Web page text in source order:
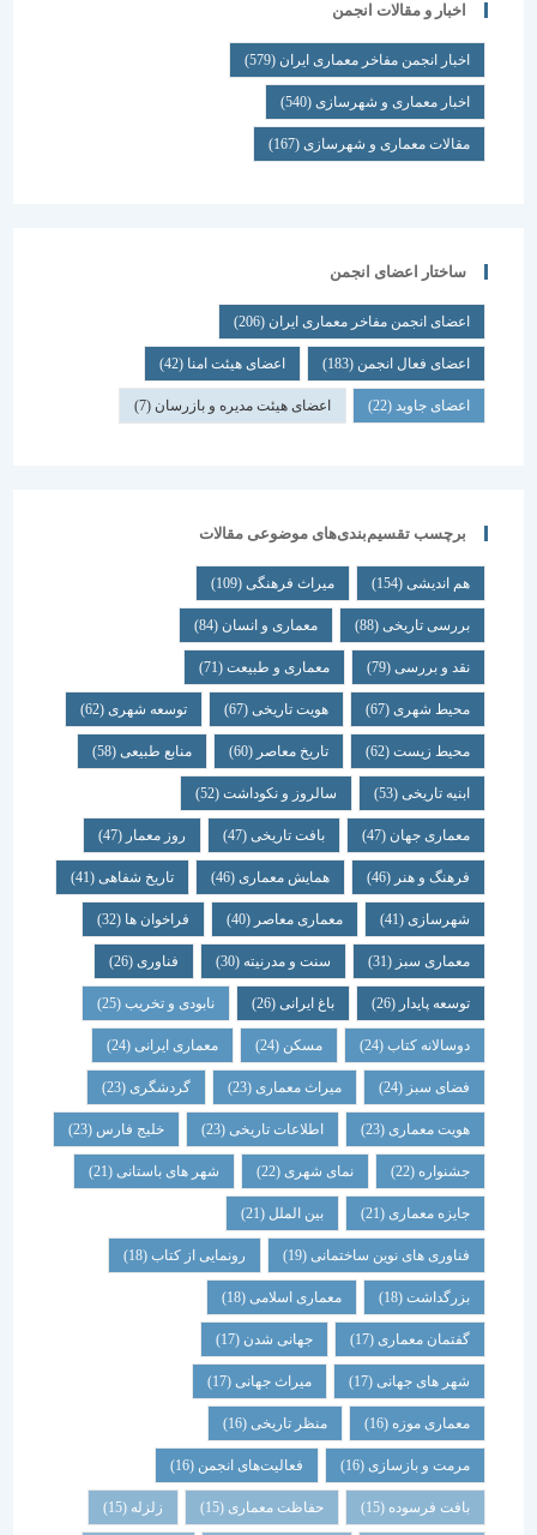
اخبار و مقالات انجمن
اخبار انجمن مفاخر معماری ایران (579)
اخبار معماری و شهرسازی(540)
مقالات معماری و شهرسازی(167)
ساختار اعضای انجمن
اعضای انجمن مفاخر معماری ایران (206)
اعضای فعال انجمن(183) اعضای هیئت امنا(42)
اعضای جاوید(22) اعضای هیئت مدیره و بازرسان(7)
برچسب تقسیم‌بندی‌های موضوعی مقالات
هم اندیشی (154) میراث فرهنگی (109)
بررسی تاریخی (88) معماری و انسان (84)
نقد و بررسی (79) معماری و طبیعت (71)
محیط شهری(67) هویت تاریخی(67) توسعه شهری(62)
محیط زیست(62) تاریخ معاصر(60) منابع طبیعی(58)
ابنیه تاریخی(53) سالروز و نکوداشت(52)
معماری جهان (47) بافت تاریخی(47) روز معمار(47)
فرهنگ و هنر(46) همایش معماری (46) تاریخ شفاهی (41)
شهرسازی(41) معماری معاصر(40) فراخوان ها (32)
معماری سبز(31) سنت و مدرنیته(30) فناوری (26)
توسعه پایدار(26) باغ ایرانی(26) نابودی و تخریب(25)
دوسالانه کتاب(24) مسکن (24) معماری ایرانی(24)
فضای سبز(24) میراث معماری (23) گردشگری (23)
هویت معماری (23) اطلاعات تاریخی(23) خلیج فارس(23)
جشنواره(22) نمای شهری(22) شهر های باستانی (21)
جایزه معماری (21) بین الملل(21)
فناوری های نوین ساختمانی(19) رونمایی از کتاب (18)
بزرگداشت (18) معماری اسلامی(18)
گفتمان معماری (17) جهانی شدن(17)
شهر های جهانی(17) میراث جهانی(17)
معماری موزه(16) منظر تاریخی (16)
مرمت و بازسازی(16) فعالیت‌های انجمن(16)
بافت فرسوده (15) حفاظت معماری (15) زلزله